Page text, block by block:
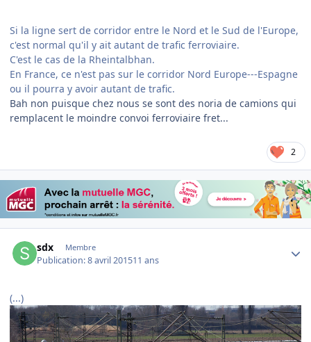
Si la ligne sert de corridor entre le Nord et le Sud de l'Europe,
c'est normal qu'il y ait autant de trafic ferroviaire.
C'est le cas de la Rheintalbhan.
En France, ce n'est pas sur le corridor Nord Europe---Espagne
ou il pourra y avoir autant de trafic.
​Bah non puisque chez nous se sont des noria de camions qui
remplacent le moindre convoi ferroviaire fret...
2
sdx Membre
Publication:8 avril 201511 ans
(...)